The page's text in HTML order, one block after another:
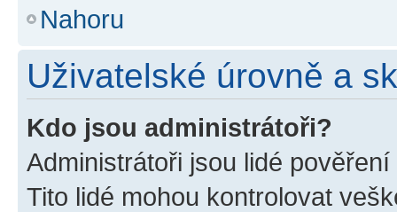
Nahoru
Uživatelské úrovně a
Kdo jsou administrátoři?
Administrátoři jsou lidé
Tito lidé mohou kontrolovat